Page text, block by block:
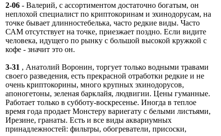
2-06 - Валерий, с ассортиментом достаточно богатым, он
неплохой специалист по криптокоринам и эхинодорусам, на
точке бывает длинностебелька, часто редкие виды. Часто
САМ отсутствует на точке, приезжает поздно. Если видите
человека, идущего по рынку с большой высокой кружкой с
кофе - значит это он.
3-31 , Анатолий Воронин, торгует только водными травами
своего разведения, есть прекрасной отработки редкие и не
очень криптокорины, много крупных эхинодорусов,
апоногетоны, зеленая барклайя, людвигии. Цены гуманные.
Работает только в субботу-воскресенье. Иногда в теплое
время года продает Монстеру вариегату с белыми листьями,
Ирезине, гранаты. Есть и все виды аквариумных
принадлежностей: фильтры, обогреватели, присоски,